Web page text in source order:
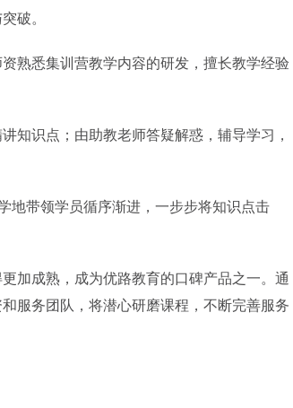
破。
熟悉集训营教学内容的研发，擅长教学经验
知识点；由助教老师答疑解惑，辅导学习，
地带领学员循序渐进，一步步将知识点击
加成熟，成为优路教育的口碑产品之一。通
服务团队，将潜心研磨课程，不断完善服务